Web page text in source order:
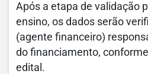
Após a etapa de validação
ensino, os dados serão
(agente financeiro)
do financiamento,
edital.